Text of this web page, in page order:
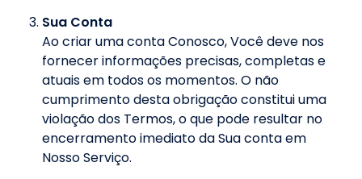
Sua Conta
Ao criar uma conta Conosco, Você deve nos
fornecer informações precisas, completas e
atuais em todos os momentos. O não
cumprimento desta obrigação constitui uma
violação dos Termos, o que pode resultar no
encerramento imediato da Sua conta em
Nosso Serviço.